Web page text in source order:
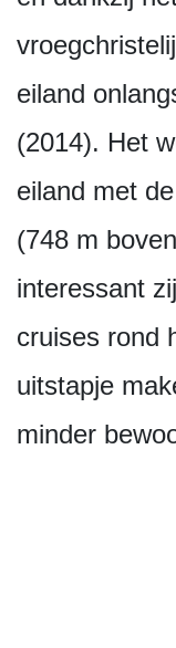
eiland
(2014). Het
eiland met
(748 m
interessant
cruises rond
uitstapje
minder